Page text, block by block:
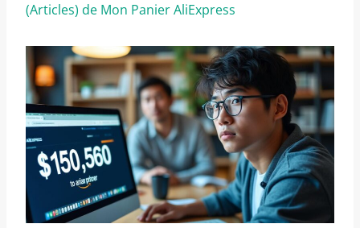
(Articles) de Mon Panier AliExpress